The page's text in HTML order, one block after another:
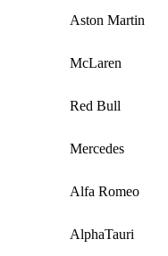
Aston Martin
McLaren
Red Bull
Mercedes
Alfa Romeo
AlphaTauri